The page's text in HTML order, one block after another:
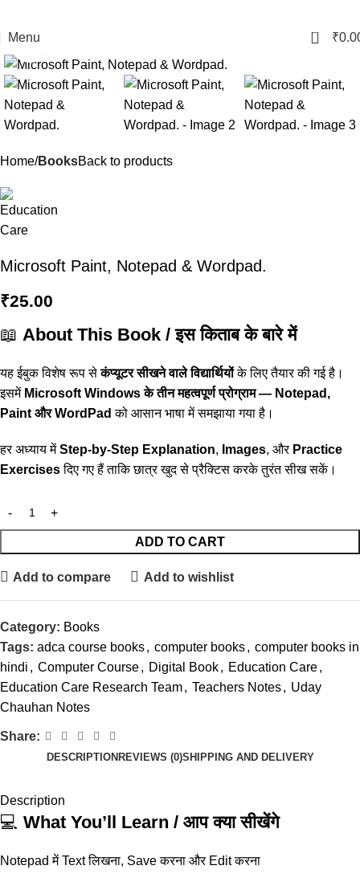
Menu 0 ₹
Home BooksBack to products
Microsoft Paint, Notepad & Wordpad.
₹25.00
📖 About This Book / इस किताब के बारे में
यह ईबुक विशेष रूप सेकंप्यूटर सीखने वाले विद्यार्थियोंके लिए तैयार की गई है।
इसमें Microsoft Windows के तीन महत्वपूर्ण प्रोग्राम — Notepad,
Paint और WordPad को आसान भाषा में समझाया गया है।
हर अध्याय मेंStep-by-Step Explanation, Images, और Practice
Exercisesदिए गए हैं ताकि छात्र खुद से प्रैक्टिस करके तुरंत सीख सकें।
ADD TO CART
Add to compare Add to wishlist
Category: Books
Tags: adca course books, computer books, computer books in
hindi , Computer Course, Digital Book, Education Care,
Education Care Research Team, Teachers Notes, Uday
Chauhan Notes
Share:
DESCRIPTION REVIEWS (0)SHIPPING AND DELIVERY
Description
💻 What You’ll Learn / आप क्या सीखेंगे
Notepad में Text लिखना, Save करना और Edit करना